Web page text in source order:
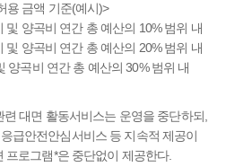
용 금액 기준(예시)>
및 양곡비 연간 총 예산의 10% 범위 내
및 양곡비 연간 총 예산의 20% 범위 내
양곡비 연간 총 예산의 30% 범위 내
대면 활동서비스는 운영을 중단하되,
급안전안심서비스 등 지속적 제공이
로그램*은 중단없이 제공한다.